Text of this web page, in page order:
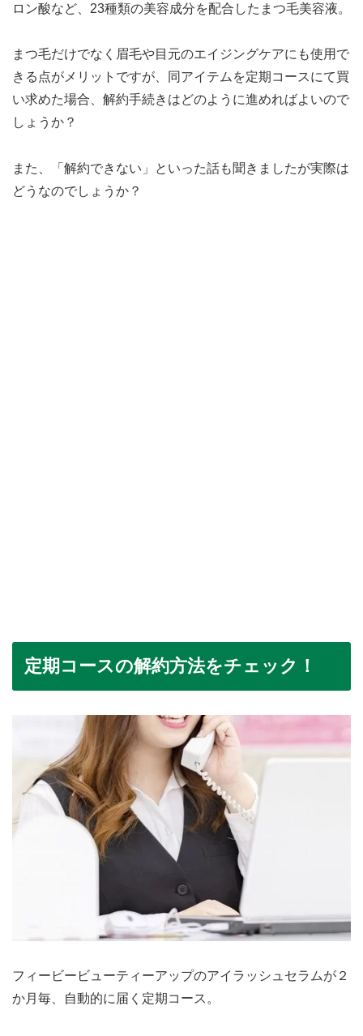
ロン酸など、23種類の美容成分を配合したまつ毛美容液。
まつ毛だけでなく眉毛や目元のエイジングケアにも使用で
きる点がメリットですが、同アイテムを定期コースにて買
い求めた場合、解約手続きはどのように進めればよいので
しょうか？
また、「解約できない」といった話も聞きましたが実際は
どうなのでしょうか？
定期コースの解約方法をチェック！
フィービービューティーアップのアイラッシュセラムが２
か月毎、自動的に届く定期コース。